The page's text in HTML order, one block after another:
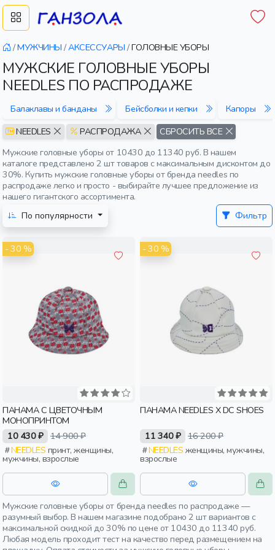
/МУЖЧИНЫ /АКСЕССУАРЫ /ГОЛОВНЫЕ УБОРЫ
МУЖСКИЕ ГОЛОВНЫЕ УБОРЫ
NEEDLES ПО РАСПРОДАЖЕ
Балаклавы и банданы Бейсболки и кепки
Капоры
NEEDLES
РАСПРОДАЖА
СБРОСИТЬ ВСЕ
Мужские головные уборы от 10430 до 11340 руб. В нашем
каталоге представлено 2 шт товаров с максимальным дисконтом до
30%. Купить мужские головные уборы от бренда needles по
распродаже легко и просто - выбирайте лучшее предложение из
нашего гигантского ассортимента.
По популярности
Фильтр
- 30 %
ПАНАМА С ЦВЕТОЧНЫМ
МОНОПРИНТОМ
10 430 ₽ 14 900 ₽
NEEDLES
мужчины, взрослые
- 30 %
ПАНАМА NEEDLES X DC SHOES
11 340 ₽ 16 200 ₽
NEEDLES
взрослые
Мужские головные уборы от бренда needles по распродаже —
разумный выбор. В нашем магазине подобрано 2 шт вариантов с
максимальной скидкой до 30% по цене от 10430 до 11340 руб.
Любая модель проходит тест на качество перед размещением на